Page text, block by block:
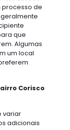
processo de
que
Algumas
um local
Corisco
variar
adicionais